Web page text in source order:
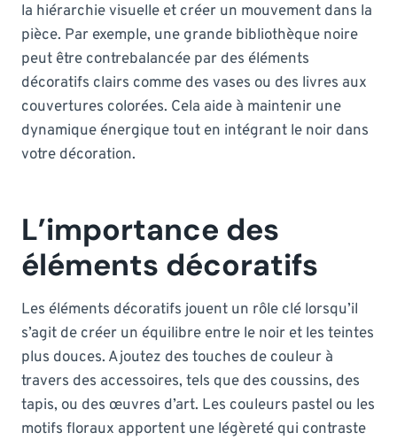
la hiérarchie visuelle et créer un mouvement dans la
pièce. Par exemple, une grande bibliothèque noire
peut être contrebalancée par des éléments
décoratifs clairs comme des vases ou des livres aux
couvertures colorées. Cela aide à maintenir une
dynamique énergique tout en intégrant le noir dans
votre décoration.
L’importance des
éléments décoratifs
Les éléments décoratifs jouent un rôle clé lorsqu’il
s’agit de créer un équilibre entre le noir et les teintes
plus douces. Ajoutez des touches de couleur à
travers des accessoires, tels que des coussins, des
tapis, ou des œuvres d’art. Les couleurs pastel ou les
motifs floraux apportent une légèreté qui contraste